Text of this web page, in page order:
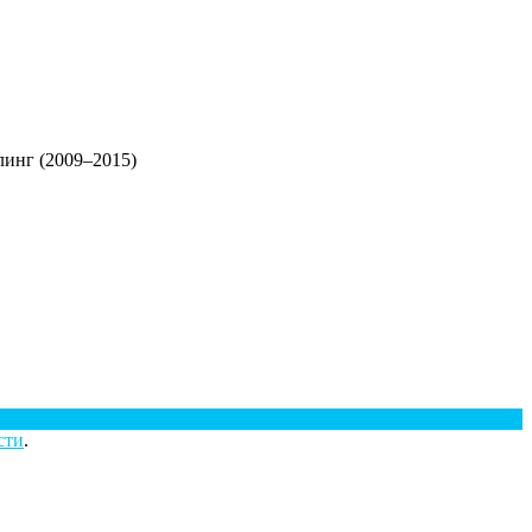
(2009–2015)
.